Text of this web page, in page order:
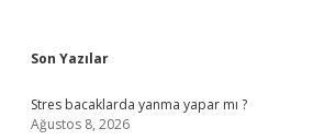
Sidebar
Son Yazılar
Stres bacaklarda yanma yapar mı ?
Ağustos 8, 2026